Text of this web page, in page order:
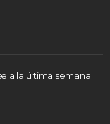
a la última semana